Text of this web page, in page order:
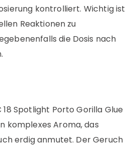
kontrolliert. Wichtig ist
Reaktionen zu
die Dosis nach
18 Spotlight Porto Gorilla Glue
komplexes Aroma, das
erdig anmutet. Der Geruch